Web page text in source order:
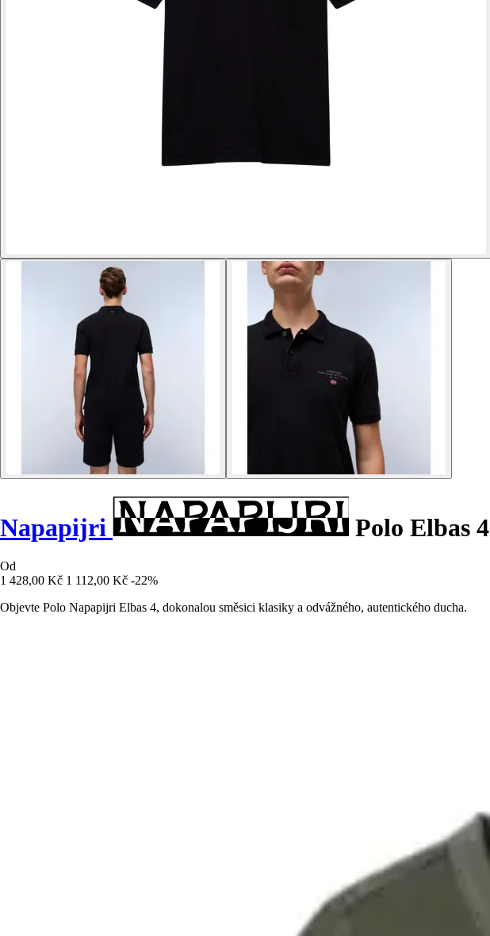
Napapijri Polo Elbas 4
Od
1 428,00 Kč 1 112,00 Kč -22%
Objevte Polo Napapijri Elbas 4, dokonalou směsici klasiky a odvážného, autentického ducha.